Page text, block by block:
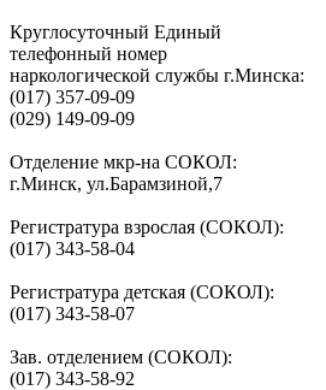
Круглосуточный Единый
телефонный номер
наркологической службы г.Минска:
(017) 357-09-09
(029) 149-09-09
Отделение мкр-на СОКОЛ:
г.Минск, ул.Барамзиной,7
Регистратура взрослая (СОКОЛ):
(017) 343-58-04
Регистратура детская (СОКОЛ):
(017) 343-58-07
Зав. отделением (СОКОЛ):
(017) 343-58-92